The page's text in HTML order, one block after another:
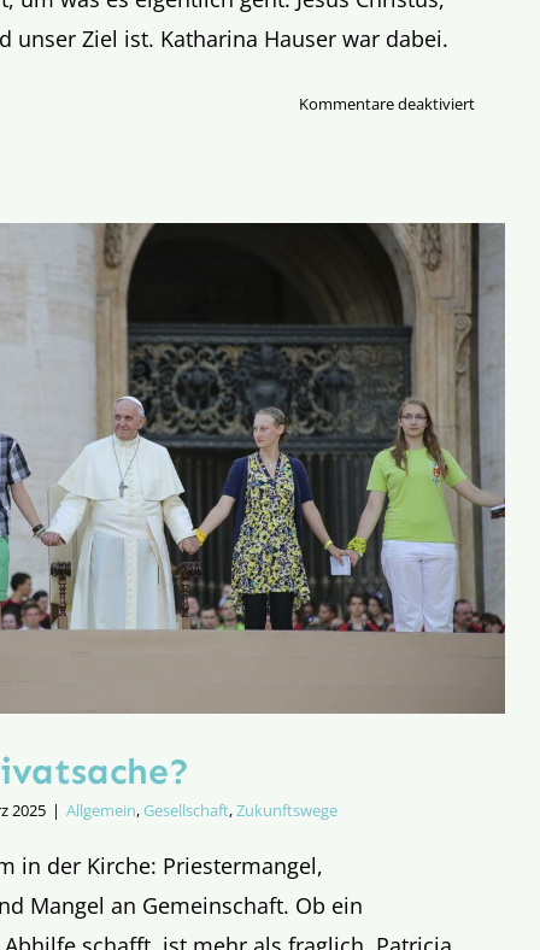
unser Ziel ist. Katharina Hauser war dabei.
Kommentare deaktiviertfür
den
2025 | Allgemein,Gesellschaft,Zukunftswege
in der Kirche: Priestermangel,
Mangel an Gemeinschaft. Ob ein